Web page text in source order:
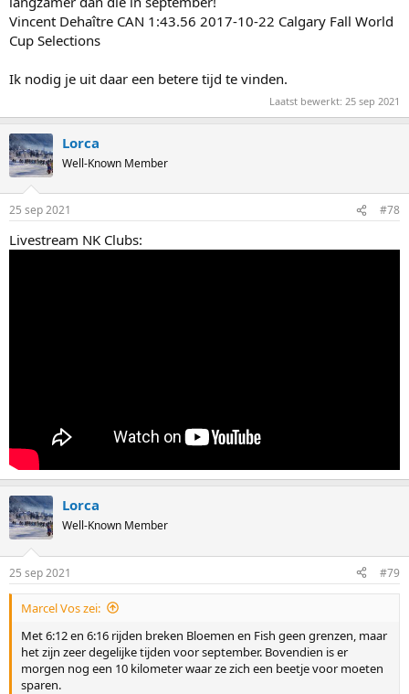
Vincent Dehaître CAN 1:43.56 2017-10-22 Calgary Fall World
Cup Selections
Ik nodig je uit daar een betere tijd te vinden.
Laatst bewerkt: 25 sep 2021
Lorca
Well-Known Member
25 sep 2021 #78
Livestream NK Clubs:
Lorca
Well-Known Member
25 sep 2021 #79
Marcel Vos zei:
Met 6:12 en 6:16 rijden breken Bloemen en Fish geen grenzen, maar
het zijn zeer degelijke tijden voor september. Bovendien is er
morgen nog een 10 kilometer waar ze zich een beetje voor moeten
sparen.